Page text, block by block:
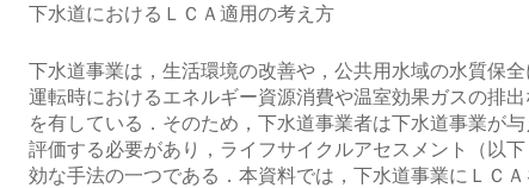
下水道におけるＬＣＡ適用の考え方
下水道事業は，生活環境の改善や，公共用水域の水質保
運転時におけるエネルギー資源消費や温室効果ガスの排
を有している．そのため，下水道事業者は下水道事業が
評価する必要があり，ライフサイクルアセスメント（以
効な手法の一つである．本資料では，下水道事業にＬＣ